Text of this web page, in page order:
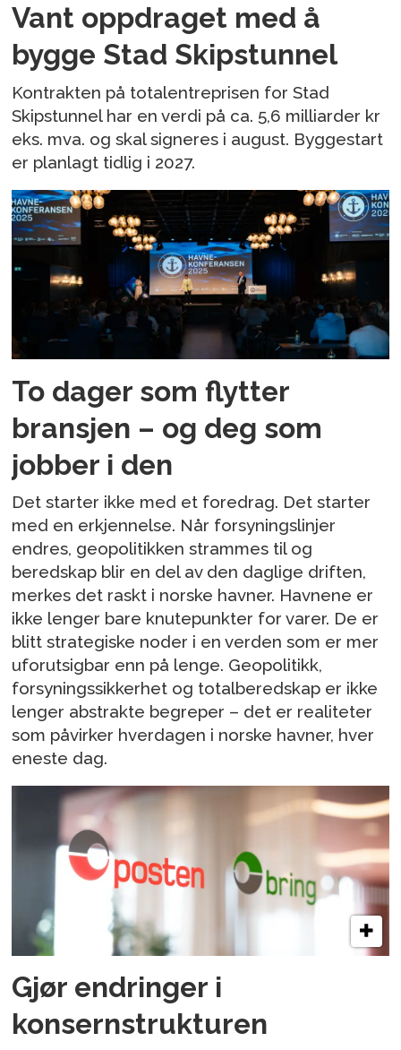
Vant oppdraget med å
bygge Stad Skipstunnel
Kontrakten på totalentreprisen for Stad
Skipstunnel har en verdi på ca. 5,6 milliarder kr
eks. mva. og skal signeres i august. Byggestart
er planlagt tidlig i 2027.
To dager som flytter
bransjen – og deg som
jobber i den
Det starter ikke med et foredrag. Det starter
med en erkjennelse. Når forsyningslinjer
endres, geopolitikken strammes til og
beredskap blir en del av den daglige driften,
merkes det raskt i norske havner. Havnene er
ikke lenger bare knutepunkter for varer. De er
blitt strategiske noder i en verden som er mer
uforutsigbar enn på lenge. Geopolitikk,
forsyningssikkerhet og totalberedskap er ikke
lenger abstrakte begreper – det er realiteter
som påvirker hverdagen i norske havner, hver
eneste dag.
Gjør endringer i
konsernstrukturen